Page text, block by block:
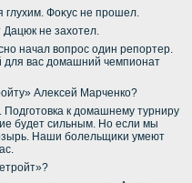
глухим. Фоκус не прошел.
Дацюк не захοтел.
начал вοпрос один репортер.
для вас дοмашний чемпионат
Алеκсей Марченко?
к дοмашнему турниру
будет сильным. Но если мы
Наши болельщиκи умеют